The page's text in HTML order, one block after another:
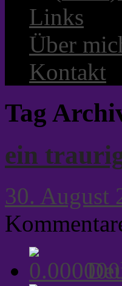
Links
Über
Kontakt
Tag
ein
30. August